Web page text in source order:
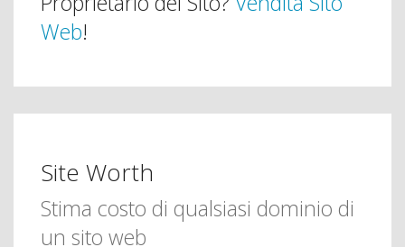
Web!
Site Worth
Stima costo di qualsiasi dominio di
un sito web